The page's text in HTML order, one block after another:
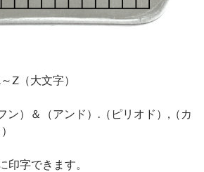
Z（大文字）
ン）＆（アンド）.（ピリオド）,（カ
印字できます。